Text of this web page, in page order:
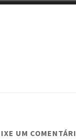
UM